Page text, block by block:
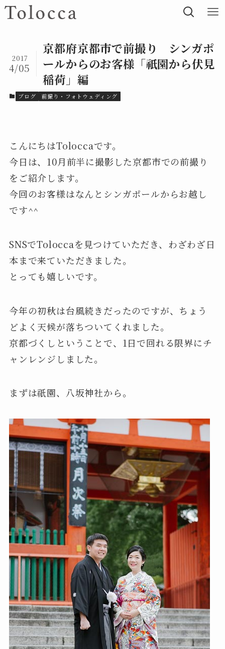
京都府京都市で前撮り シンガポ
ールからのお客様「祇園から伏見
稲荷」編
2017
4/05
ブログ 前撮り・フォトウェディング
こんにちはToloccaです。
今日は、10月前半に撮影した京都市での前撮り
をご紹介します。
今回のお客様はなんとシンガポールからお越し
です^^
SNSでToloccaを見つけていただき、わざわざ日
本まで来ていただきました。
とっても嬉しいです。
今年の初秋は台風続きだったのですが、ちょう
どよく天候が落ちついてくれました。
京都づくしということで、1日で回れる限界にチ
ャンレンジしました。
まずは祇園、八坂神社から。